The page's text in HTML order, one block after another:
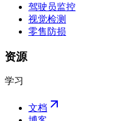
驾驶员监控
视觉检测
零售防损
资源
学习
文档